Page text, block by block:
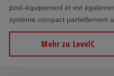
post-équipement et est
système compact partiellement
Mehr zu LevelC